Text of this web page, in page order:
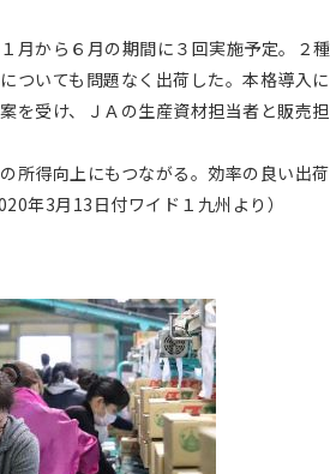
から６月の期間に３回実施予定。２
いても問題なく出荷した。本格導入
受け、ＪＡの生産資材担当者と販売
得向上にもつながる。効率の良い出
年3月13日付ワイド１九州より）